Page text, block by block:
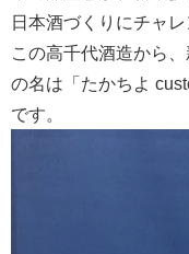
日本酒づくりにチャ
この高千代酒造から
の名は「たかちよ
です。